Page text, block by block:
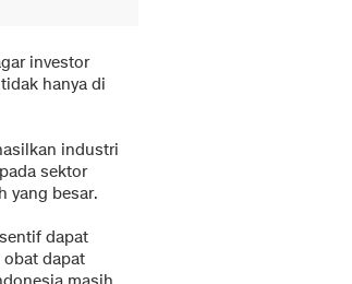
investor
hanya di
industri
sektor
yang besar.
dapat
dapat